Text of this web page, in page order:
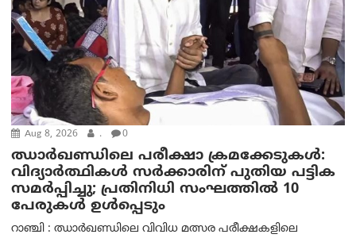
Aug 8, 2026 . 0
ഝാര്‍ഖണ്ഡിലെ പരീക്ഷാ ക്രമക്കേടുകള്‍:
വിദ്യാർത്ഥികൾ സർക്കാരിന് പുതിയ പട്ടിക
സമർപ്പിച്ചു; പ്രതിനിധി സംഘത്തിൽ 10
പേരുകൾ ഉൾപ്പെടും
റാഞ്ചി : ഝാർഖണ്ഡിലെ വിവിധ മത്സര പരീക്ഷകളിലെ